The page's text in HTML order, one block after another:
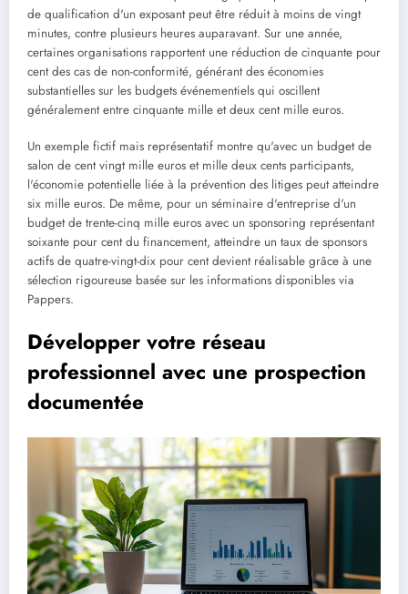
de qualification d'un exposant peut être réduit à moins de vingt
minutes, contre plusieurs heures auparavant. Sur une année,
certaines organisations rapportent une réduction de cinquante pour
cent des cas de non-conformité, générant des économies
substantielles sur les budgets événementiels qui oscillent
généralement entre cinquante mille et deux cent mille euros.
Un exemple fictif mais représentatif montre qu'avec un budget de
salon de cent vingt mille euros et mille deux cents participants,
l'économie potentielle liée à la prévention des litiges peut atteindre
six mille euros. De même, pour un séminaire d'entreprise d'un
budget de trente-cinq mille euros avec un sponsoring représentant
soixante pour cent du financement, atteindre un taux de sponsors
actifs de quatre-vingt-dix pour cent devient réalisable grâce à une
sélection rigoureuse basée sur les informations disponibles via
Pappers.
Développer votre réseau
professionnel avec une prospection
documentée